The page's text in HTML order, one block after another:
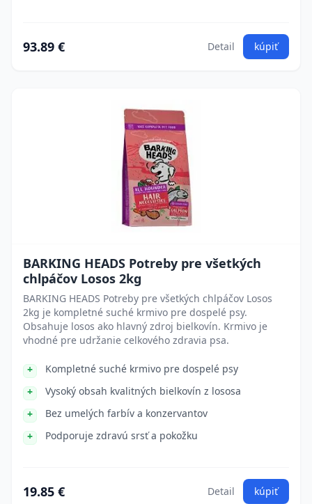
93.89 € Detail kúpiť
BARKING HEADS Potreby pre všetkých
chlpáčov Losos 2kg
BARKING HEADS Potreby pre všetkých chlpáčov Losos
2kg je kompletné suché krmivo pre dospelé psy.
Obsahuje losos ako hlavný zdroj bielkovín. Krmivo je
vhodné pre udržanie celkového zdravia psa.
Kompletné suché krmivo pre dospelé psy
Vysoký obsah kvalitných bielkovín z lososa
Bez umelých farbív a konzervantov
Podporuje zdravú srsť a pokožku
19.85 € Detail kúpiť